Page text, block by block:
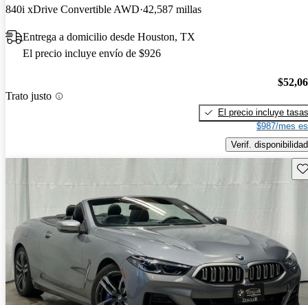
840i xDrive Convertible AWD 42,587 millas
Entrega a domicilio desde Houston, TX
El precio incluye envío de $926
Trato justo
El precio incluye tasas
$987/mes
Verif. disponibilidad